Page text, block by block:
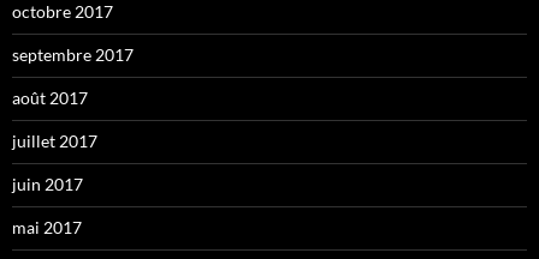
octobre 2017
septembre 2017
août 2017
juillet 2017
juin 2017
mai 2017